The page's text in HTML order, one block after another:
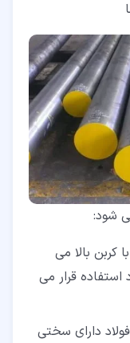
شود:
کربن بالا می
قرار می
دارای سختی